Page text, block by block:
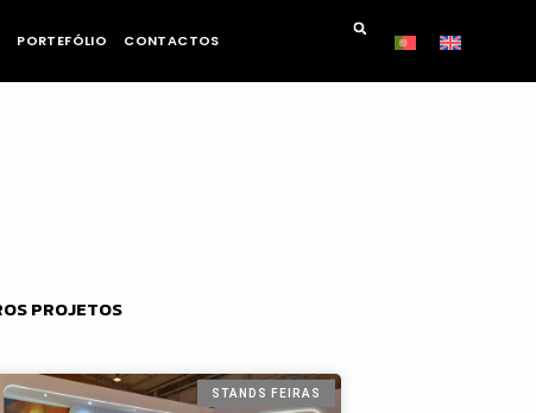
PORTEFÓLIO CONTACTOS
PROJETOS
STANDS FEIRAS